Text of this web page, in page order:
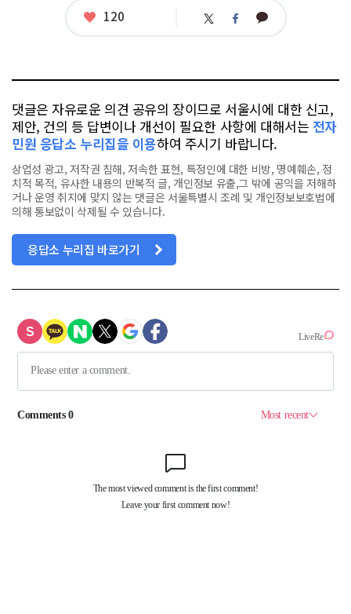
좋
120 트 페 카
댓글은 자유로운 의견 공유의 장이므로 서울시에 대한 신고,
제안, 건의 등 답변이나 개선이 필요한 사항에 대해서는 전자
민원 응답소 누리집을 이용하여 주시기 바랍니다.
상업성 광고, 저작권 침해, 저속한 표현, 특정인에 대한 비방, 명예훼손, 정
치적 목적, 유사한 내용의 반복적 글, 개인정보 유출,그 밖에 공익을 저해하
거나 운영 취지에 맞지 않는 댓글은 서울특별시 조례 및 개인정보보호법에
의해 통보없이 삭제될 수 있습니다.
응답소 누리집 바로가기